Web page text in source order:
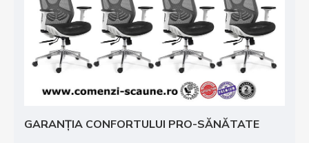
GARANȚIA CONFORTULUI PRO-SĂNĂTATE